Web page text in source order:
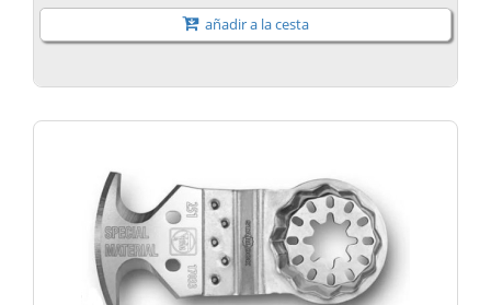
añadir a la cesta